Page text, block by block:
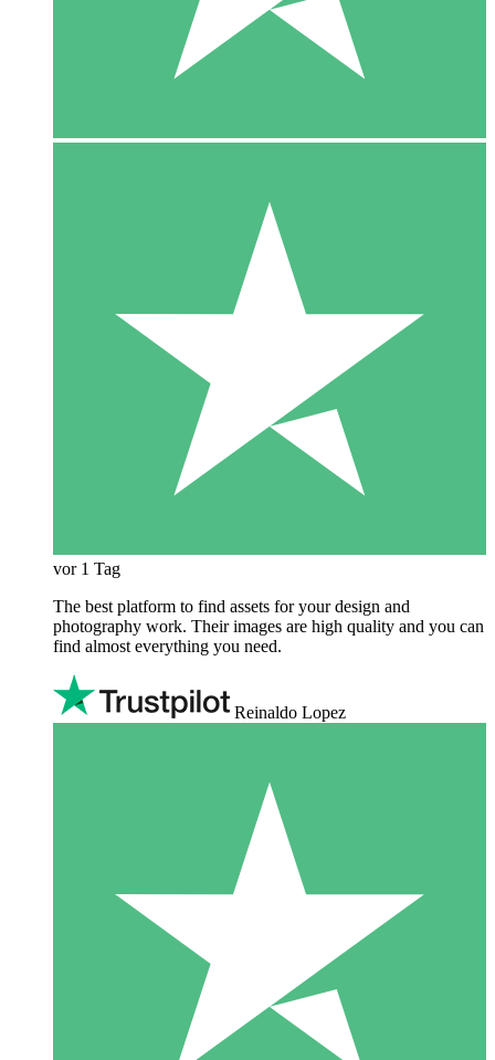
vor 1 Tag
The best platform to find assets for your design and
photography work. Their images are high quality and you can
find almost everything you need.
Reinaldo Lopez